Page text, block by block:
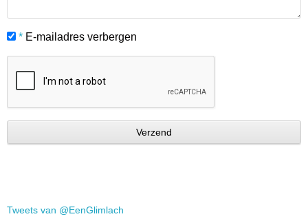
* E-mailadres verbergen
Tweets van @EenGlimlach